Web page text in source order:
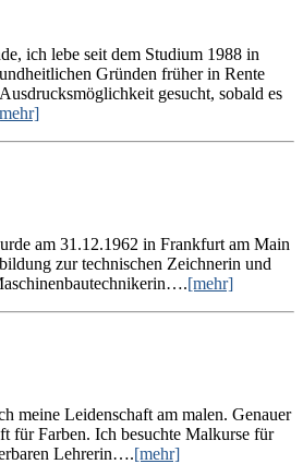
ich lebe seit dem Studium 1988 in
Gründen früher in Rente
gesucht, sobald es
am 31.12.1962 in Frankfurt am Main
zur technischen Zeichnerin und
[mehr]
meine Leidenschaft am malen. Genauer
für Farben. Ich besuchte Malkurse für
Lehrerin….[mehr]